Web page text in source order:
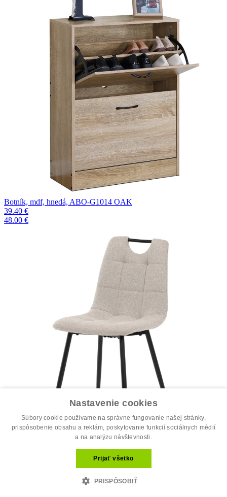
Botník, mdf, hnedá, ABO-G1014 OAK
39.40 €
48.00 €
Jedálenská stolička, béžová, látka, D...
Nastavenie cookies
Súbory cookie používame na správne fungovanie našej stránky,
prispôsobenie obsahu a reklám, poskytovanie funkcií sociálnych médií
a na analýzu návštevnosti.
Prijať všetko
PRISPÔSOBIŤ